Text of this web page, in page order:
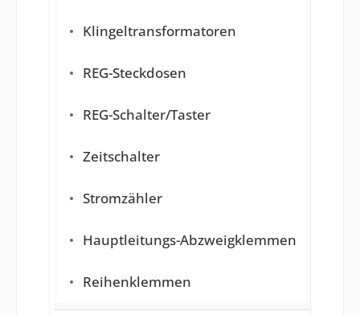
Klingeltransformatoren
REG-Steckdosen
REG-Schalter/Taster
Zeitschalter
Stromzähler
Hauptleitungs-Abzweigklemmen
Reihenklemmen